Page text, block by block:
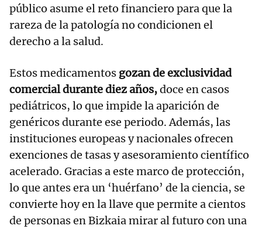
público asume el reto financiero para que la
rareza de la patología no condicionen el
derecho a la salud.
Estos medicamentos gozan de exclusividad
comercial durante diez años,doce en casos
pediátricos, lo que impide la aparición de
genéricos durante ese periodo. Además, las
instituciones europeas y nacionales ofrecen
exenciones de tasas y asesoramiento científico
acelerado. Gracias a este marco de protección,
lo que antes era un ‘huérfano’ de la ciencia, se
convierte hoy en la llave que permite a cientos
de personas en Bizkaia mirar al futuro con una